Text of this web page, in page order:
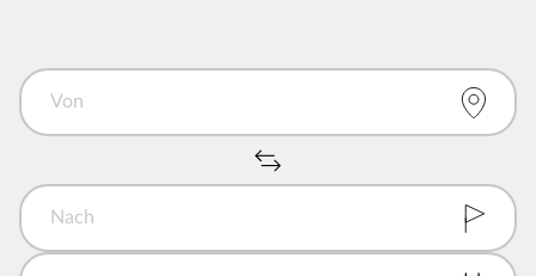
Von
Von und Nach tauschen
Nach